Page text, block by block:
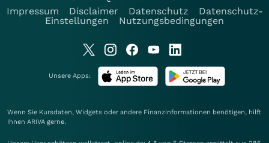
Impressum
Disclaimer Datenschutz
Datenschutz-
Einstellungen
Nutzungsbedingungen
Unsere Apps:
Wenn Sie Kursdaten, Widgets oder andere Finanzinformationen benötigen, hilft
Ihnen ARIVA gerne.